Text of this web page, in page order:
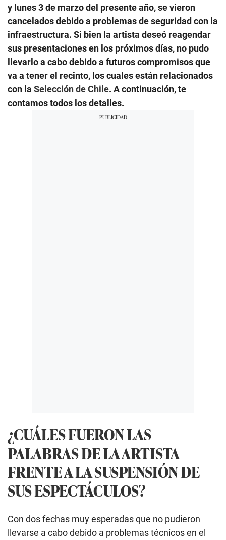
y lunes 3 de marzo del presente año, se vieron
cancelados debido a problemas de seguridad con la
infraestructura. Si bien la artista deseó reagendar
sus presentaciones en los próximos días, no pudo
llevarlo a cabo debido a futuros compromisos que
va a tener el recinto, los cuales están relacionados
con la Selección de Chile. A continuación, te
contamos todos los detalles.
¿CUÁLES FUERON LAS
PALABRAS DE LA ARTISTA
FRENTE A LA SUSPENSIÓN DE
SUS ESPECTÁCULOS?
Con dos fechas muy esperadas que no pudieron
llevarse a cabo debido a problemas técnicos en el